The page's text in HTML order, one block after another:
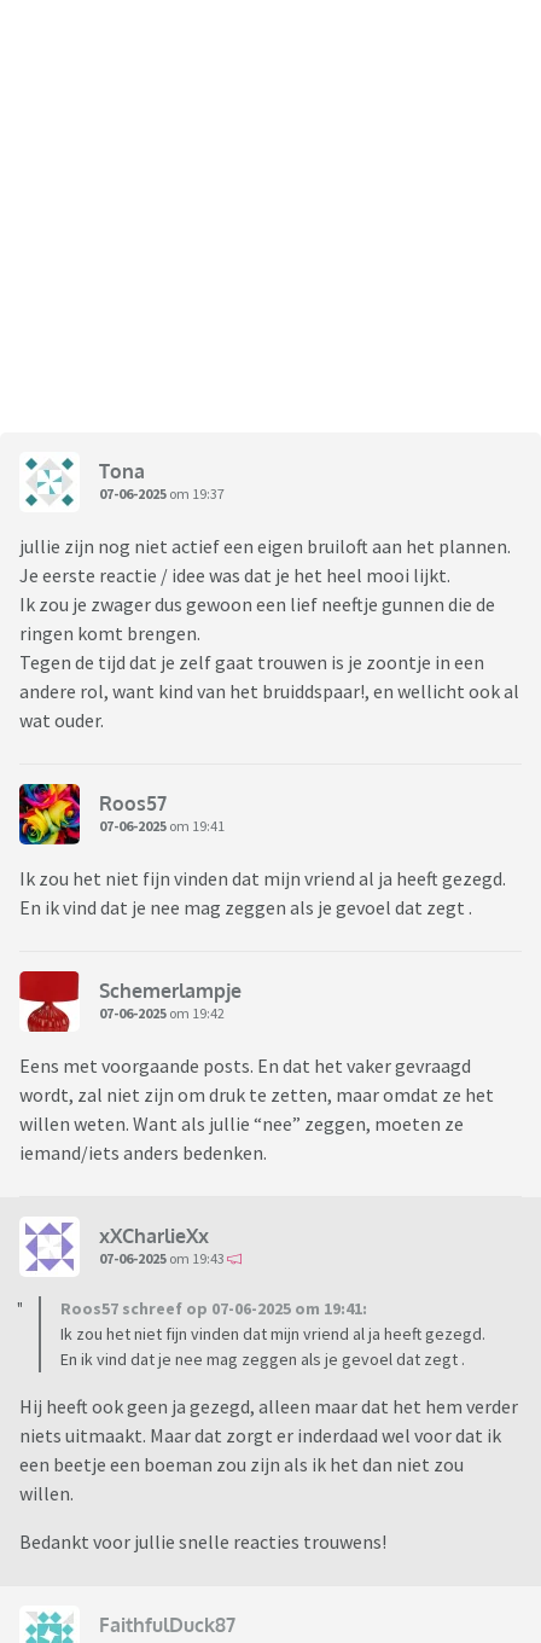
Tona
07-06-2025 om 19:37
jullie zijn nog niet actief een eigen bruiloft aan het plannen.
Je eerste reactie / idee was dat je het heel mooi lijkt.
Ik zou je zwager dus gewoon een lief neeftje gunnen die de
ringen komt brengen.
Tegen de tijd dat je zelf gaat trouwen is je zoontje in een
andere rol, want kind van het bruiddspaar!, en wellicht ook al
wat ouder.
Roos57
07-06-2025 om 19:41
Ik zou het niet fijn vinden dat mijn vriend al ja heeft gezegd.
En ik vind dat je nee mag zeggen als je gevoel dat zegt .
Schemerlampje
07-06-2025 om 19:42
Eens met voorgaande posts. En dat het vaker gevraagd
wordt, zal niet zijn om druk te zetten, maar omdat ze het
willen weten. Want als jullie “nee” zeggen, moeten ze
iemand/iets anders bedenken.
xXCharlieXx
07-06-2025 om 19:43
Roos57 schreef op 07-06-2025 om 19:41:
Ik zou het niet fijn vinden dat mijn vriend al ja heeft gezegd.
En ik vind dat je nee mag zeggen als je gevoel dat zegt .
Hij heeft ook geen ja gezegd, alleen maar dat het hem verder
niets uitmaakt. Maar dat zorgt er inderdaad wel voor dat ik
een beetje een boeman zou zijn als ik het dan niet zou
willen.
Bedankt voor jullie snelle reacties trouwens!
FaithfulDuck87